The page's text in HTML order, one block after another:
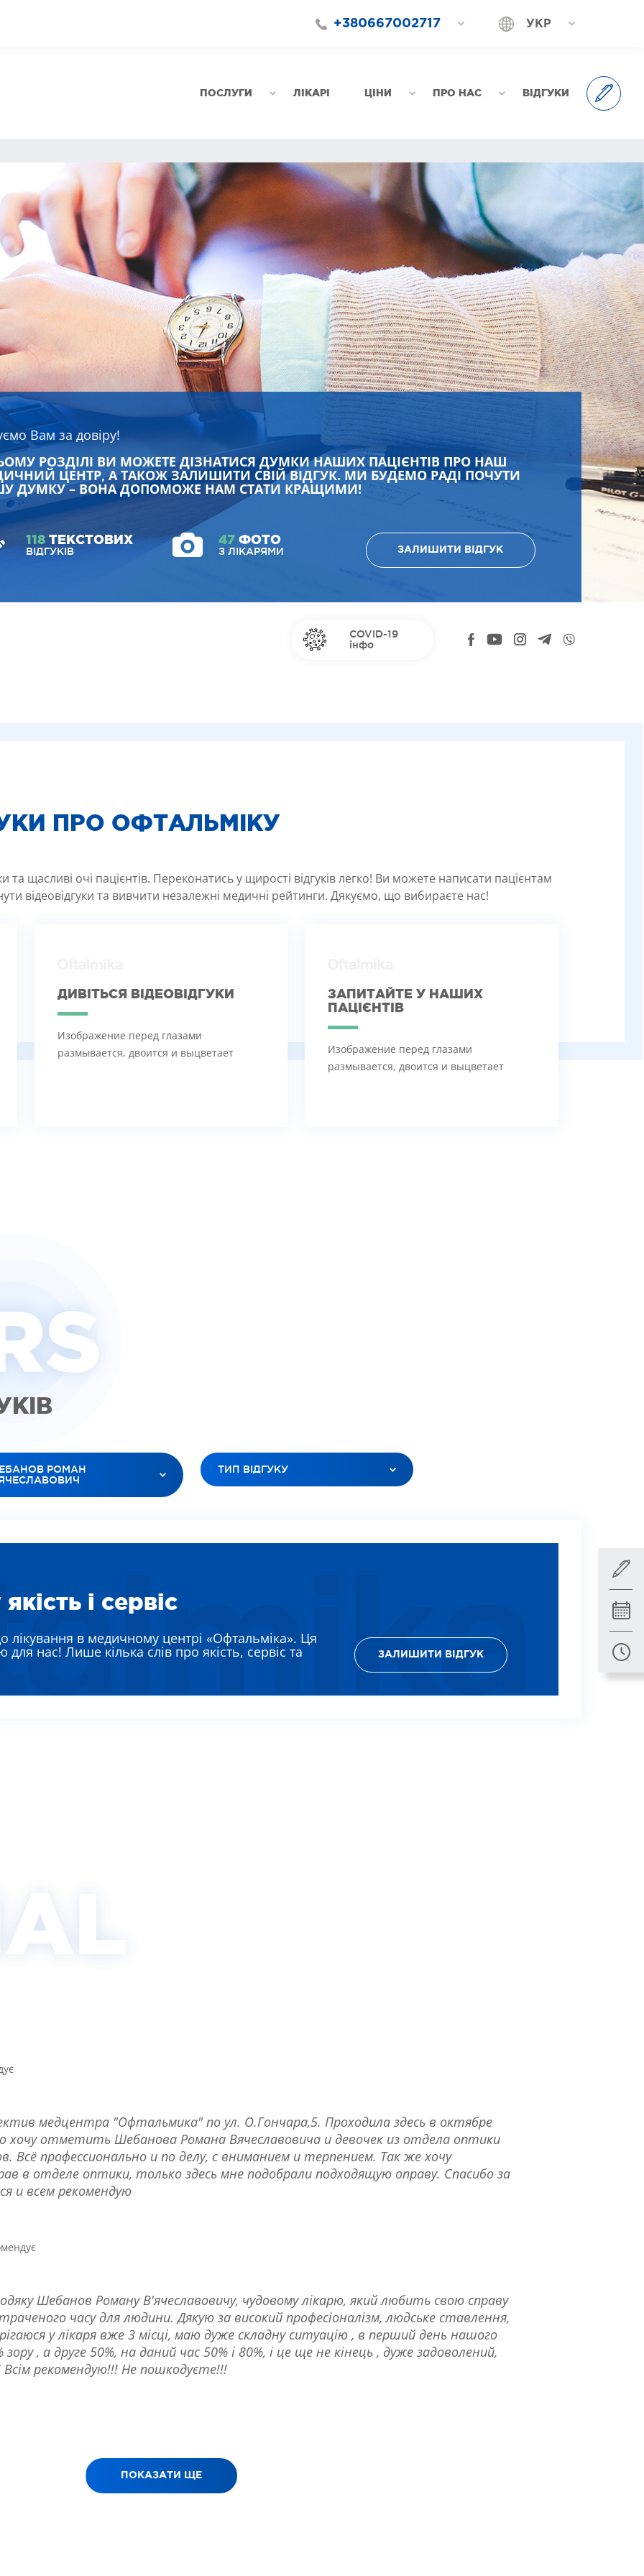
+380667002717 УКР
ПОСЛУГИ ЛІКАРІ ЦІНИ ПРО НАС ВІДГУКИ
Вам за довіру!
РОЗДІЛІ ВИ МОЖЕТЕ ДІЗНАТИСЯ ДУМКИ НАШИХ ПАЦІЄНТІВ ПРО НАШ
ЦЕНТР, А ТАКОЖ ЗАЛИШИТИ СВІЙ ВІДГУК. МИ БУДЕМО РАДІ ПОЧУТИ
ДУМКУ – ВОНА ДОПОМОЖЕ НАМ СТАТИ КРАЩИМИ!
118ТЕКСТОВИХ
ВІДГУКІВ
47 ФОТО
З ЛІКАРЯМИ ЗАЛИШИТИ ВІДГУК
COVID-19
інфо
ПРО ОФТАЛЬМІКУ
щасливі очі пацієнтів. Переконатись у щирості відгуків легко! Ви можете написати пацієнтам
відеовідгуки та вивчити незалежні медичні рейтинги. Дякуємо, що вибираєте нас!
ДИВІТЬСЯ ВІДЕОВІДГУКИ
Изображение перед глазами
размывается, двоится и выцветает
ЗАПИТАЙТЕ У НАШИХ
ПАЦІЄНТІВ
Изображение перед глазами
размывается, двоится и выцветает
S
РОМАН
ЛІДІЯ ОЛЕКСІЇВНА
ЛАРИСА ВАСИЛІВНА
МИХАЙЛО ІВАНОВИЧ
НАТАЛІЯ МИКОЛАЇВНА
ТИП ВІДГУКУ
і сервіс
лікування в медичному центрі «Офтальміка». Ця
нас! Лише кілька слів про якість, сервіс та ЗАЛИШИТИ ВІДГУК
медцентра "Офтальмика" по ул. О.Гончара,5. Проходила здесь в октябре
хочу отметить Шебанова Романа Вячеславовича и девочек из отдела оптики
Всё профессионально и по делу, с вниманием и терпением. Так же хочу
в отделе оптики, только здесь мне подобрали подходящую оправу. Спасибо за
и всем рекомендую
Шебанов Роману В'ячеславовичу, чудовому лікарю, який любить свою справу
часу для людини. Дякую за високий професіоналізм, людське ставлення,
у лікаря вже 3 місці, маю дуже складну ситуацію , в перший день нашого
, а друге 50%, на даний час 50% і 80%, і це ще не кінець , дуже задоволений,
Всім рекомендую!!! Не пошкодуєте!!!
ПОКАЗАТИ ЩЕ